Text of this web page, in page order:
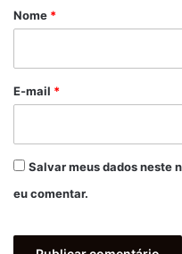
r
*
Nome *
E-mail *
Salvar meus dados neste
eu comentar.